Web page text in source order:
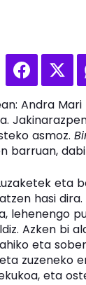
Andra
asmoz.
barruan,
eta
hasi
lehenengo
Azken bi
eta
zuzeneko
eta